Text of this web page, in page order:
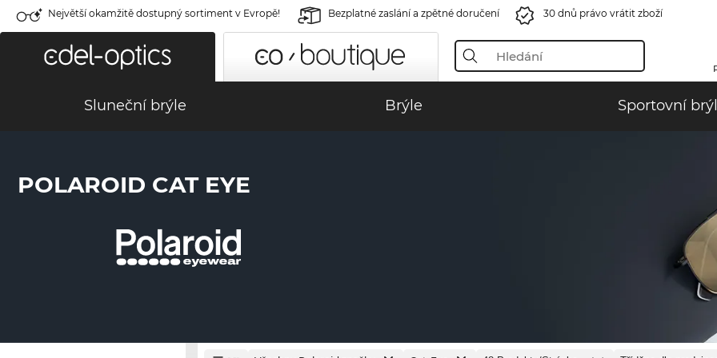
Největší okamžitě dostupný sortiment v Evropě! Bezplatné zaslání a zpětné doručení 30 dnů právo vrátit zboží
Sluneční brýle Brýle Sportovní
POLAROID CAT EYE